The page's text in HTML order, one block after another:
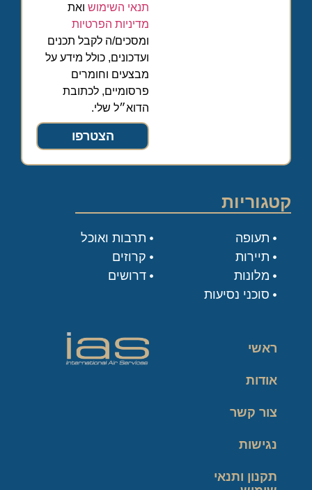
תנאי השימוש ואת
מדיניות הפרטיות
ומסכים/ה לקבל תכנים
ועדכונים, כולל מידע על
מבצעים וחומרים
פרסומיים, לכתובת
הדוא״ל שלי.
הצטרפו
קטגוריות
תעופה
תיירות
מלונות
סוכני נסיעות
תרבות ואוכל
קרוזים
דרושים
ראשי
אודות
צור קשר
נגישות
תקנון ותנאי